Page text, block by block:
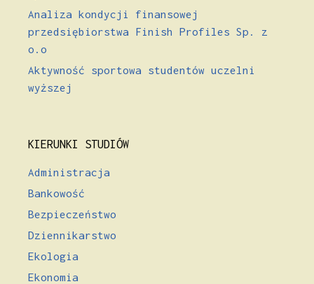
Analiza kondycji finansowej
przedsiębiorstwa Finish Profiles Sp. z
o.o
Aktywność sportowa studentów uczelni
wyższej
KIERUNKI STUDIÓW
Administracja
Bankowość
Bezpieczeństwo
Dziennikarstwo
Ekologia
Ekonomia